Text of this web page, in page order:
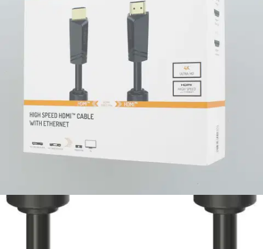
Ilmainen toimitus yli 100 €:n tilauksille
Postin pakettiautomaattiin tai
palvelupisteeseen!
Etu ei koske Suuri‑lisäpalvelulla toimitettavia tuotteita.
Tarkista myymäläsaatavuus
Tuotekuvaus